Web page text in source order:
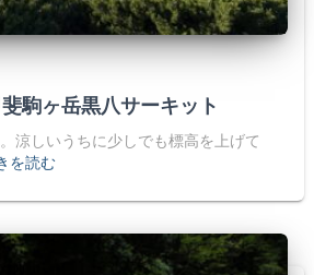
駒ヶ岳黒八サーキット
涼しいうちに少しでも標高を上げて
を読む